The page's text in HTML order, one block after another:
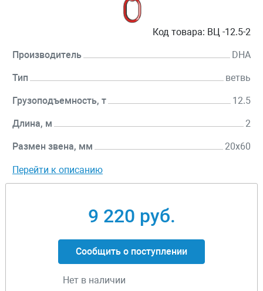
Код товара: ВЦ -12.5-2
Производитель DHA
Тип ветвь
Грузоподъемность, т 12.5
Длина, м 2
Размен звена, мм 20х60
Перейти к описанию
9 220 руб.
Сообщить о поступлении
Нет в наличии